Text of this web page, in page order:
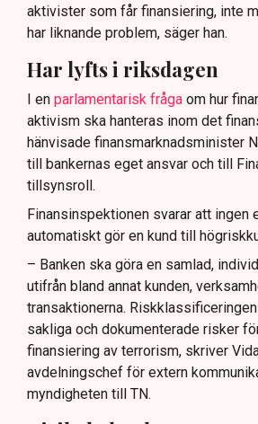
aktivister som får finansiering, inte
har liknande problem, säger han.
Har lyfts i riksdagen
I en parlamentarisk fråga om hur
aktivism ska hanteras inom det
hänvisade finansmarknadsminister
till bankernas eget ansvar och till
tillsynsroll.
Finansinspektionen svarar att ingen
automatiskt gör en kund till
– Banken ska göra en samlad,
utifrån bland annat kunden,
transaktionerna.
sakliga och dokumenterade risker
finansiering av terrorism, skriver
avdelningschef för extern
myndigheten till TN.